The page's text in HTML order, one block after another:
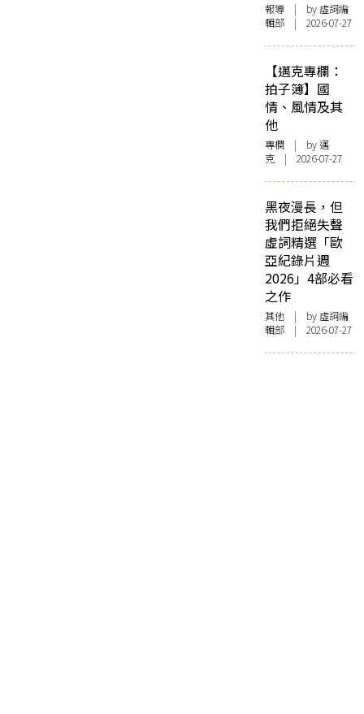
報導 | by 虛詞編
輯部 | 2026-07-27
【邁克專欄：
拍子簿】國
情、風情及其
他
專欄 | by邁
克 | 2026-07-27
黑夜漫長，但
我們拒絕失聲
虛詞精選「歐
亞紀錄片週
2026」4部必看
之作
其他 | by 虛詞編
輯部 | 2026-07-27